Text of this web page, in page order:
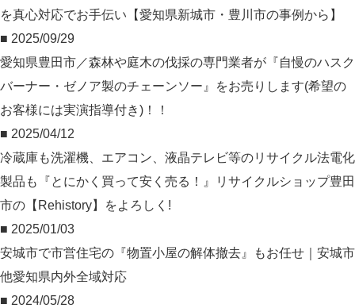
を真心対応でお手伝い【愛知県新城市・豊川市の事例から】
■ 2025/09/29
愛知県豊田市／森林や庭木の伐採の専門業者が『自慢のハスク
バーナー・ゼノア製のチェーンソー』をお売りします(希望の
お客様には実演指導付き)！！
■ 2025/04/12
冷蔵庫も洗濯機、エアコン、液晶テレビ等のリサイクル法電化
製品も『とにかく買って安く売る！』リサイクルショップ豊田
市の【Rehistory】をよろしく!
■ 2025/01/03
安城市で市営住宅の『物置小屋の解体撤去』もお任せ｜安城市
他愛知県内外全域対応
■ 2024/05/28